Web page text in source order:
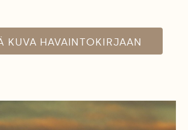
KUVA HAVAINTOKIRJAAN